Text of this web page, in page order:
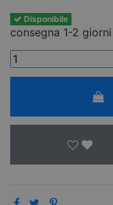
Disponibile
consegna 1-2 giorni